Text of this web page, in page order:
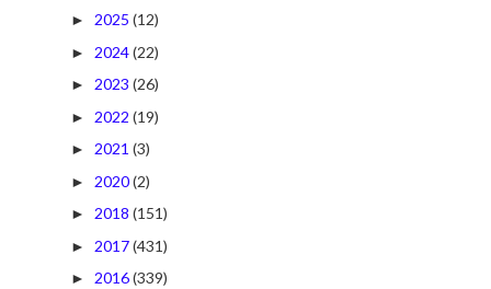
► 2025 (12)
► 2024(22)
► 2023 (26)
► 2022 (19)
► 2021 (3)
► 2020(2)
► 2018 (151)
► 2017(431)
► 2016(339)